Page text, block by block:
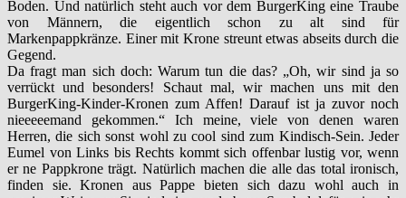
Boden. Und natürlich steht auch vor dem BurgerKing eine Traube
von Männern, die eigentlich schon zu alt sind für
Markenpappkränze. Einer mit Krone streunt etwas abseits durch die
Gegend.
Da fragt man sich doch: Warum tun die das? „Oh, wir sind ja so
verrückt und besonders! Schaut mal, wir machen uns mit den
BurgerKing-Kinder-Kronen zum Affen! Darauf ist ja zuvor noch
nieeeeemand gekommen.“ Ich meine, viele von denen waren
Herren, die sich sonst wohl zu cool sind zum Kindisch-Sein. Jeder
Eumel von Links bis Rechts kommt sich offenbar lustig vor, wenn
er ne Pappkrone trägt. Natürlich machen die alle das total ironisch,
finden sie. Kronen aus Pappe bieten sich dazu wohl auch in